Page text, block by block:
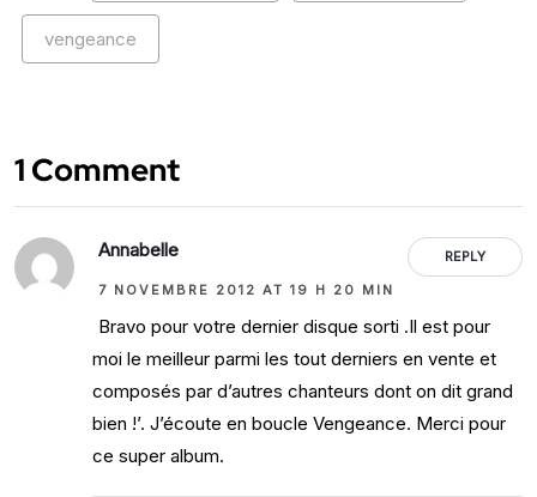
vengeance
1 Comment
REPLY
Annabelle
7 NOVEMBRE 2012 AT 19 H 20 MIN
Bravo pour votre dernier disque sorti .Il est pour
moi le meilleur parmi les tout derniers en vente et
composés par d’autres chanteurs dont on dit grand
bien !’. J’écoute en boucle Vengeance. Merci pour
ce super album.